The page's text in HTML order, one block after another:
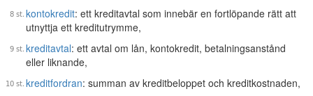
kontokredit: ett kreditavtal som innebär en fortlöpande rätt att
utnyttja ett kreditutrymme,
kreditavtal: ett avtal om lån, kontokredit, betalningsanstånd
eller liknande,
kreditfordran: summan av kreditbeloppet och kreditkostnaden,